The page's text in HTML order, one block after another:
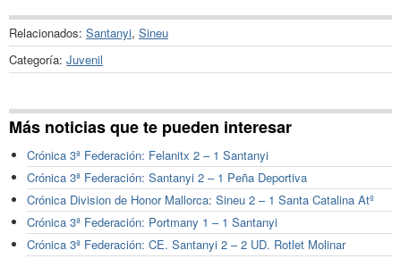
Relacionados: Santanyi, Sineu
Categoría: Juvenil
Más noticias que te pueden interesar
Crónica 3ª Federación: Felanitx 2 – 1 Santanyi
Crónica 3ª Federación: Santanyi 2 – 1 Peña Deportiva
Crónica Division de Honor Mallorca: Sineu 2 – 1 Santa Catalina Atº
Crónica 3ª Federación: Portmany 1 – 1 Santanyi
Crónica 3ª Federación: CE. Santanyi 2 – 2 UD. Rotlet Molinar